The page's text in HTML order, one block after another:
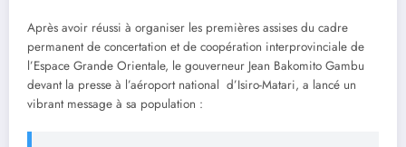
Après avoir réussi à organiser les premières assises du cadre
permanent de concertation et de coopération interprovinciale de
l’Espace Grande Orientale, le gouverneur Jean Bakomito Gambu
devant la presse à l’aéroport national d’Isiro-Matari, a lancé un
vibrant message à sa population :